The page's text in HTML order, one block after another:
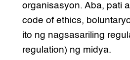
organisasyon. Aba, pati
code of ethics,
ito ng nagsasariling
regulation) ng midya.